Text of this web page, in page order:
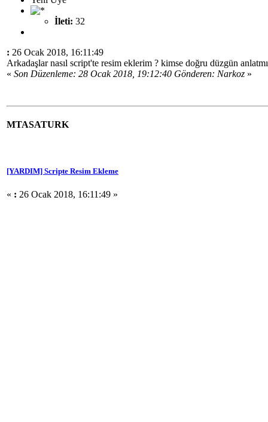
İleti: 32
: 26 Ocak 2018, 16:11:49
Arkadaşlar nasıl script'te resim eklerim ? kimse doğru düzgün
« Son Düzenleme: 28 Ocak 2018, 19:12:40 Gönderen: Narkoz »
MTASATURK
[YARDIM] Scripte Resim Ekleme
« : 26 Ocak 2018, 16:11:49 »